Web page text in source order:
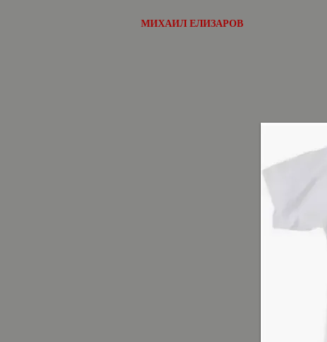
МИХАИЛ ЕЛИЗАРОВ